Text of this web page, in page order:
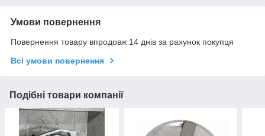
Умови повернення
Повернення товару впродовж 14 днів за рахунок покупця
Всі умови повернення
Подібні товари компанії